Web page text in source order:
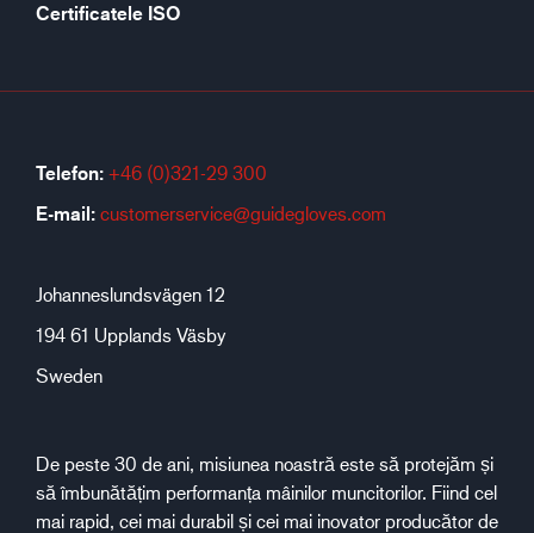
Certificatele ISO
Telefon: +46 (0)321-29 300
E-mail: customerservice@guidegloves.com
Johanneslundsvägen 12
194 61 Upplands Väsby
Sweden
De peste 30 de ani, misiunea noastră este să protejăm și
să îmbunătățim performanța mâinilor muncitorilor. Fiind cel
mai rapid, cei mai durabil și cei mai inovator producător de